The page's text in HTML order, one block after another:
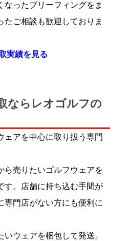
なったブリーフィングをま
たご相談も歓迎しておりま
実績を見る
ならレオゴルフの
ェアを中心に取り扱う専門
ら売りたいゴルフウェアを
す。店舗に持ち込む手間が
専門店がない方にも便利に
ウェアを梱包して発送。